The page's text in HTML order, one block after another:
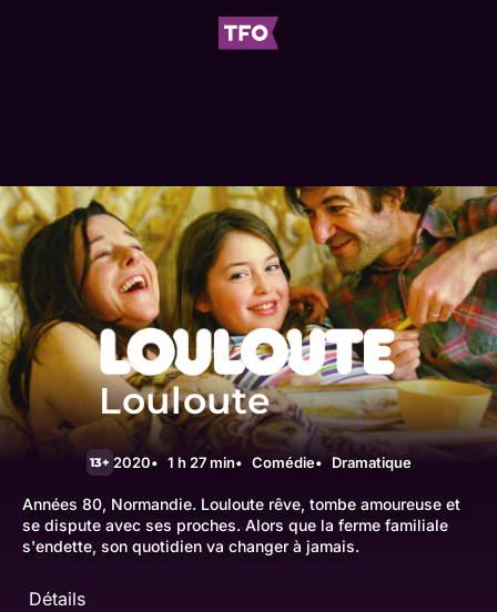
Louloute
13+ 2020 1 h 27 min Comédie Dramatique
Années 80, Normandie. Louloute rêve, tombe amoureuse et
se dispute avec ses proches. Alors que la ferme familiale
s'endette, son quotidien va changer à jamais.
Détails